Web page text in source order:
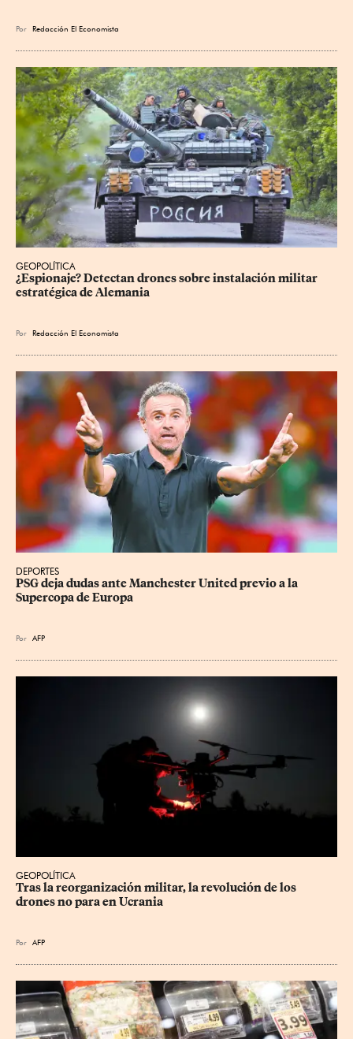
Por Redacción El Economista
GEOPOLÍTICA
¿Espionaje? Detectan drones sobre instalación militar
estratégica de Alemania
Por Redacción El Economista
DEPORTES
PSG deja dudas ante Manchester United previo a la
Supercopa de Europa
Por AFP
GEOPOLÍTICA
Tras la reorganización militar, la revolución de los
drones no para en Ucrania
Por AFP